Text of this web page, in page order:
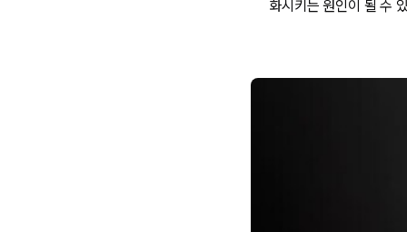
화시키는 원인이 될 수